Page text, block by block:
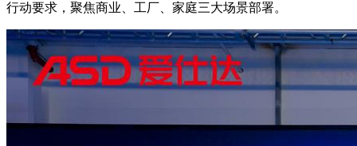
行动要求，聚焦商业、工厂、家庭三大场景部署。